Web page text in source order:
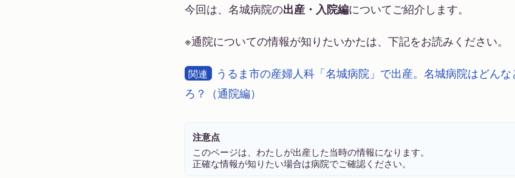
今回は、名城病院の出産・入院編についてご紹介します。
※通院についての情報が知りたいかたは、下記をお読みください。
関連
うるま市の産婦人科「名城病院」で出産。名城病院はどんな
ろ？（通院編）
注意点
このページは、わたしが出産した当時の情報になります。
正確な情報が知りたい場合は病院でご確認ください。